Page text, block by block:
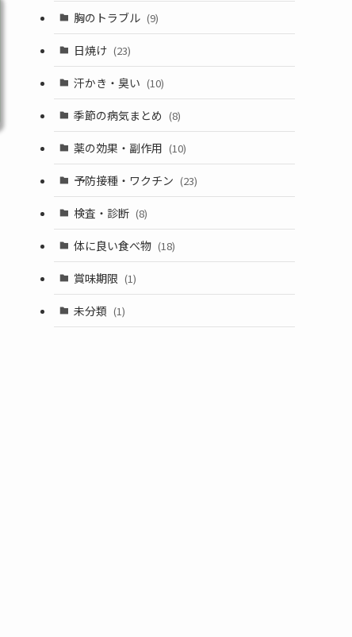
胸のトラブル (9)
日焼け (23)
汗かき・臭い (10)
季節の病気まとめ (8)
薬の効果・副作用 (10)
予防接種・ワクチン (23)
検査・診断 (8)
体に良い食べ物 (18)
賞味期限 (1)
未分類 (1)